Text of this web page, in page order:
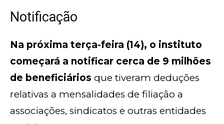
Notificação
Na próxima terça-feira (14), o instituto
começará a notificar cerca de 9 milhões
de beneficiários que tiveram deduções
relativas a mensalidades de filiação a
associações, sindicatos e outras entidades